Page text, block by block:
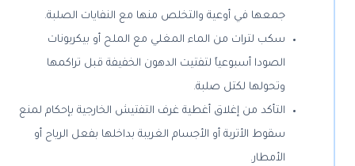
جمعها في أوعية والتخلص منها مع النفايات الصلبة.
سكب لترات من الماء المغلي مع الملح أو بيكربونات
الصودا أسبوعياً لتفتيت الدهون الخفيفة قبل تراكمها
وتحولها لكتل صلبة.
التأكد من إغلاق أغطية غرف التفتيش الخارجية بإحكام لمنع
سقوط الأتربة أو الأجسام الغريبة بداخلها بفعل الرياح أو
الأمطار.